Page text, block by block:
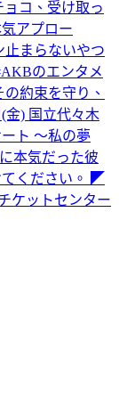
コ、受け取っ
アプロー
止まらないやつ
のエンタメ
約束を守り、
金) 国立代々木
ト 〜私の夢
本気だった彼
てください。 ◤
ケットセンター